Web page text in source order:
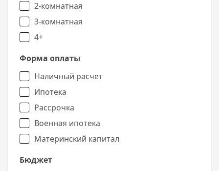
2-комнатная
3-комнатная
4+
Форма оплаты
Наличный расчет
Ипотека
Рассрочка
Военная ипотека
Материнский капитал
Бюджет